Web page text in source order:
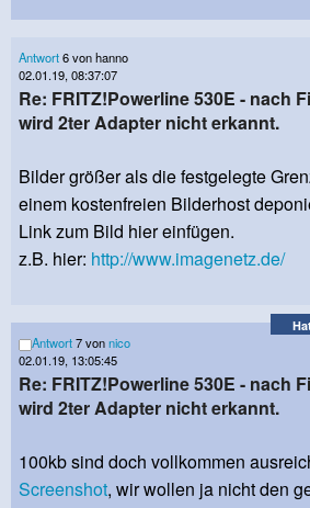
Antwort6 von hanno
02.01.19, 08:37:07
Re: FRITZ!Powerline 530E - nach
wird 2ter Adapter nicht erkannt.
Bilder größer als die festgelegte
einem kostenfreien Bilderhost
Link zum Bild hier einfügen.
z.B. hier: http://www.imagenetz.de/
Antwort7 vonnico
02.01.19, 13:05:45
Re: FRITZ!Powerline 530E - nach
wird 2ter Adapter nicht erkannt.
100kb sind doch vollkommen
Screenshot, wir wollen ja nicht den